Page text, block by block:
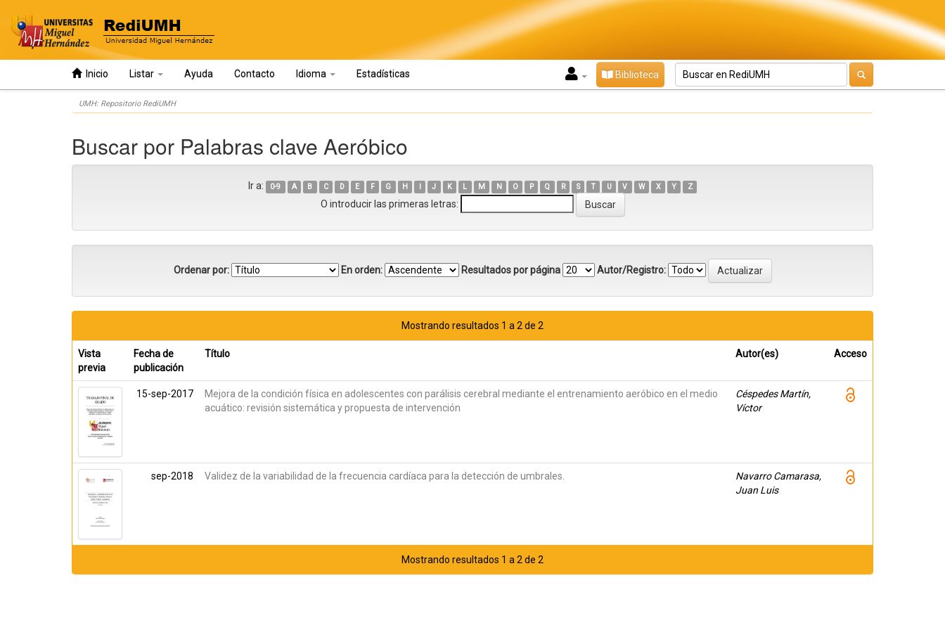
Inicio Listar Ayuda Contacto Idioma Estadísticas Biblioteca
UMH: Repositorio RediUMH
Buscar por Palabras clave Aeróbico
Ir a: 0-9 A B C D E F G H I J K L M N O P Q R S T U V W X Y Z
O introducir las primeras letras:
Ordenar por: En orden: Resultados por página Autor/Registro:
Mostrando resultados 1 a 2 de 2
Vista
previa
Fecha de
publicación
Título Autor(es) Acceso
15-sep-2017
Mejora de la condición física en adolescentes con parálisis cerebral mediante el entrenamiento aeróbico en el medio
acuático: revisión sistemática y propuesta de intervención
Céspedes Martín,
Víctor
sep-2018 Validez de la variabilidad de la frecuencia cardíaca para la detección de umbrales.
Navarro Camarasa,
Juan Luis
Mostrando resultados 1 a 2 de 2